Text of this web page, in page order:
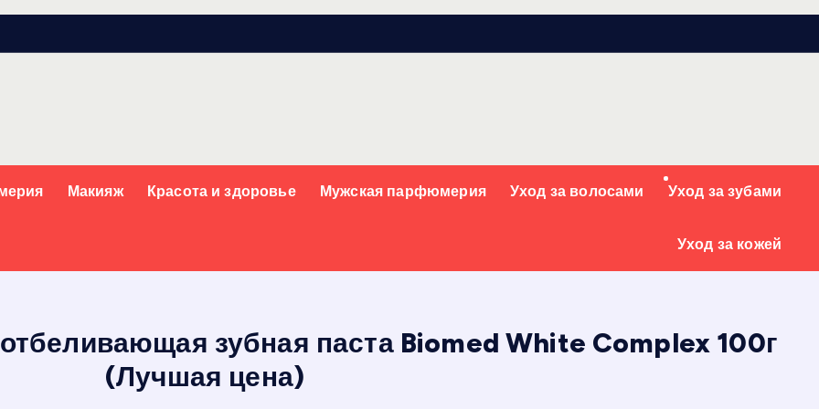
Макияж Красота и здоровье Мужская парфюмерия Уход за волосами Уход за зубами
Уход за кожей
зубная паста Biomed White Complex 100г
(Лучшая цена)